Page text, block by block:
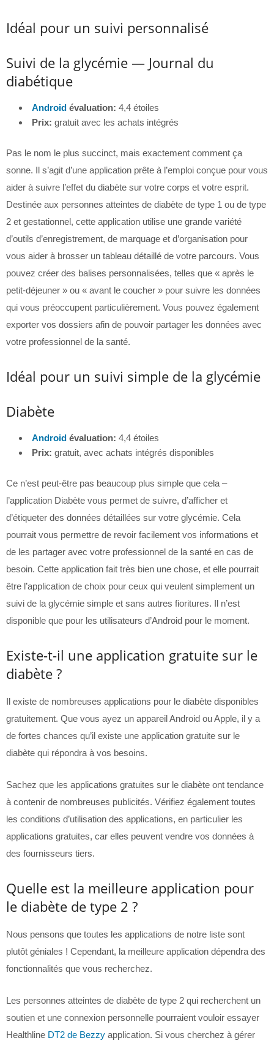
Idéal pour un suivi personnalisé
Suivi de la glycémie — Journal du
diabétique
Android évaluation: 4,4 étoiles
Prix: gratuit avec les achats intégrés
Pas le nom le plus succinct, mais exactement comment ça
sonne. Il s’agit d’une application prête à l’emploi conçue pour vous
aider à suivre l’effet du diabète sur votre corps et votre esprit.
Destinée aux personnes atteintes de diabète de type 1 ou de type
2 et gestationnel, cette application utilise une grande variété
d’outils d’enregistrement, de marquage et d’organisation pour
vous aider à brosser un tableau détaillé de votre parcours. Vous
pouvez créer des balises personnalisées, telles que « après le
petit-déjeuner » ou « avant le coucher » pour suivre les données
qui vous préoccupent particulièrement. Vous pouvez également
exporter vos dossiers afin de pouvoir partager les données avec
votre professionnel de la santé.
Idéal pour un suivi simple de la glycémie
Diabète
Android évaluation: 4,4 étoiles
Prix: gratuit, avec achats intégrés disponibles
Ce n’est peut-être pas beaucoup plus simple que cela –
l’application Diabète vous permet de suivre, d’afficher et
d’étiqueter des données détaillées sur votre glycémie. Cela
pourrait vous permettre de revoir facilement vos informations et
de les partager avec votre professionnel de la santé en cas de
besoin. Cette application fait très bien une chose, et elle pourrait
être l’application de choix pour ceux qui veulent simplement un
suivi de la glycémie simple et sans autres fioritures. Il n’est
disponible que pour les utilisateurs d’Android pour le moment.
Existe-t-il une application gratuite sur le
diabète ?
Il existe de nombreuses applications pour le diabète disponibles
gratuitement. Que vous ayez un appareil Android ou Apple, il y a
de fortes chances qu’il existe une application gratuite sur le
diabète qui répondra à vos besoins.
Sachez que les applications gratuites sur le diabète ont tendance
à contenir de nombreuses publicités. Vérifiez également toutes
les conditions d’utilisation des applications, en particulier les
applications gratuites, car elles peuvent vendre vos données à
des fournisseurs tiers.
Quelle est la meilleure application pour
le diabète de type 2 ?
Nous pensons que toutes les applications de notre liste sont
plutôt géniales ! Cependant, la meilleure application dépendra des
fonctionnalités que vous recherchez.
Les personnes atteintes de diabète de type 2 qui recherchent un
soutien et une connexion personnelle pourraient vouloir essayer
Healthline DT2 de Bezzy application. Si vous cherchez à gérer